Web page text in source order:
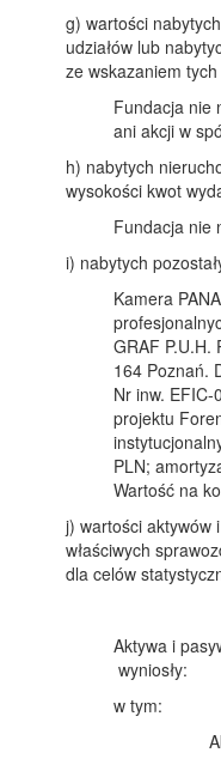
g) wartości
udziałów lub
ze wskazaniem tych
Fundacja nie
ani akcji w
h) nabytych
wysokości kwot
Fundacja nie
i) nabytych
Kamera
GRAF P.U.H.
164 Poznań.
Nr inw.
projektu
PLN;
Wartość na
j) wartości aktywów
właściwych
dla celów
Aktywa i
wyniosły:
w tym: